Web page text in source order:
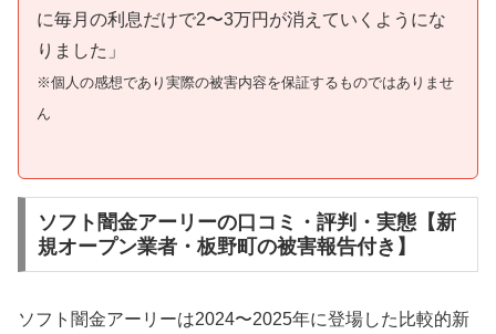
に毎月の利息だけで2〜3万円が消えていくようにな
りました」
※個人の感想であり実際の被害内容を保証するものではありませ
ん
ソフト闇金アーリーの口コミ・評判・実態【新
規オープン業者・板野町の被害報告付き】
ソフト闇金アーリーは2024〜2025年に登場した比較的新